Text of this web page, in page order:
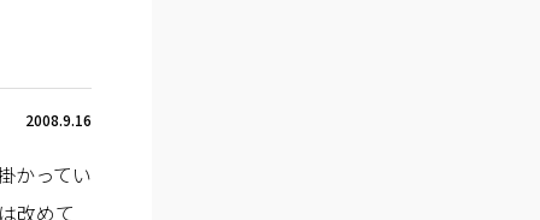
2008.9.16
かってい
改めて